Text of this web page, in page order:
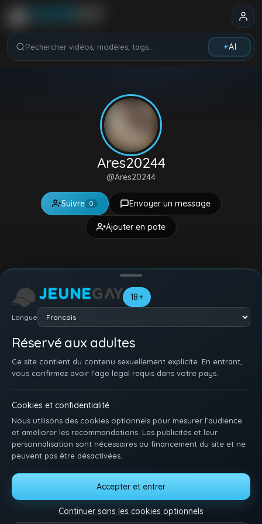
18+
Langue
Réservé aux adultes
Ce site contient du contenu sexuellement explicite. En entrant,
vous confirmez avoir l’âge légal requis dans votre pays.
Cookies et confidentialité
Nous utilisons des cookies optionnels pour mesurer l’audience
et améliorer les recommandations. Les publicités et leur
personnalisation sont nécessaires au financement du site et ne
peuvent pas être désactivées.
Accepter et entrer
Continuer sans les cookies optionnels
Rechercher vidéos, modèles, tags... AI
Ares20244
@Ares20244
Suivre 0 Envoyer un message
Ajouter en pote
Albums
Albums de Ares20244 (0)
Tous (0)
ACCUEIL INSCRIPTION SE CONNECTER SUPPORT / CONTACT
CONDITIONS D'UTILISATION
DMCA
GÉRER LES COOKIES